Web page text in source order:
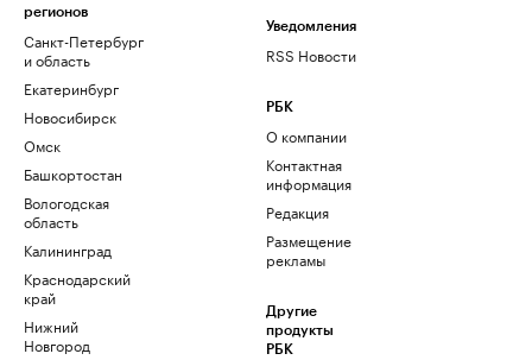
регионов
Санкт-Петербург
и область
Екатеринбург
Новосибирск
Омск
Башкортостан
Вологодская
область
Калининград
Краснодарский
край
Нижний
Новгород
Уведомления
RSS Новости
РБК
О компании
Контактная
информация
Редакция
Размещение
рекламы
Другие
продукты
РБК